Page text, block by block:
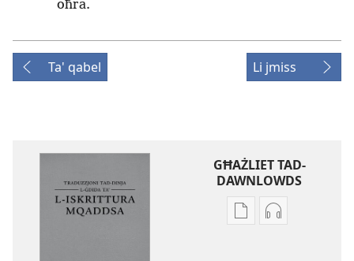
oħra.
Ta' qabel Li jmiss
GĦAŻLIET TAD-
DAWNLOWDS
GħażlietGħażliet